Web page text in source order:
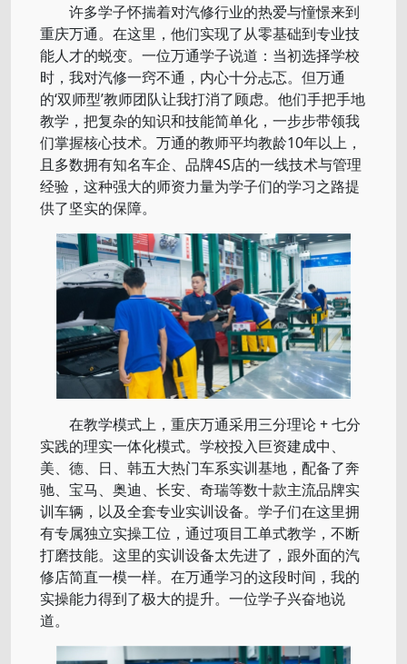
许多学子怀揣着对汽修行业的热爱与憧憬来到
重庆万通。在这里，他们实现了从零基础到专业技
能人才的蜕变。一位万通学子说道：当初选择学校
时，我对汽修一窍不通，内心十分忐忑。但万通
的‘双师型’教师团队让我打消了顾虑。他们手把手地
教学，把复杂的知识和技能简单化，一步步带领我
们掌握核心技术。万通的教师平均教龄10年以上，
且多数拥有知名车企、品牌4S店的一线技术与管理
经验，这种强大的师资力量为学子们的学习之路提
供了坚实的保障。
在教学模式上，重庆万通采用三分理论 + 七分
实践的理实一体化模式。学校投入巨资建成中、
美、德、日、韩五大热门车系实训基地，配备了奔
驰、宝马、奥迪、长安、奇瑞等数十款主流品牌实
训车辆，以及全套专业实训设备。学子们在这里拥
有专属独立实操工位，通过项目工单式教学，不断
打磨技能。这里的实训设备太先进了，跟外面的汽
修店简直一模一样。在万通学习的这段时间，我的
实操能力得到了极大的提升。一位学子兴奋地说
道。